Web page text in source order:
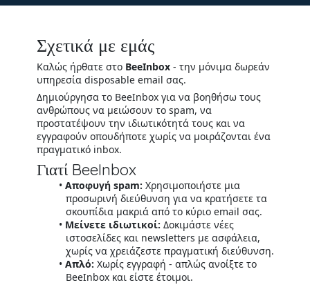
Σχετικά με εμάς
Καλώς ήρθατε στο BeeInbox- την μόνιμα δωρεάν
υπηρεσία disposable email σας.
Δημιούργησα το BeeInbox για να βοηθήσω τους
ανθρώπους να μειώσουν το spam, να
προστατέψουν την ιδιωτικότητά τους και να
εγγραφούν οπουδήποτε χωρίς να μοιράζονται ένα
πραγματικό inbox.
Γιατί BeeInbox
Αποφυγή spam: Χρησιμοποιήστε μια
προσωρινή διεύθυνση για να κρατήσετε τα
σκουπίδια μακριά από το κύριο email σας.
Μείνετε ιδιωτικοί: Δοκιμάστε νέες
ιστοσελίδες και newsletters με ασφάλεια,
χωρίς να χρειάζεστε πραγματική διεύθυνση.
Απλό: Χωρίς εγγραφή - απλώς ανοίξτε το
BeeInbox και είστε έτοιμοι.